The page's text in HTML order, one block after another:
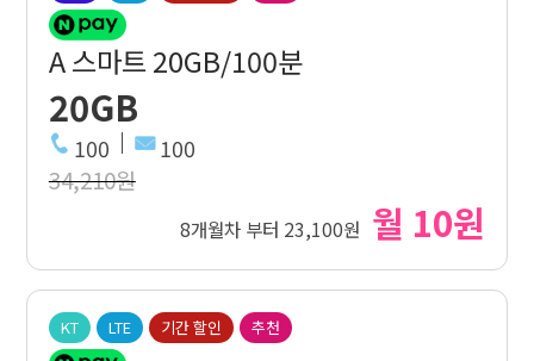
A 스마트 20GB/100분
20GB
100 100
34,210원
8개월차 부터 23,100원 월 10원
KT LTE 기간 할인 추천